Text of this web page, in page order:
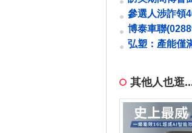
鄭麗文：不會
息
參選人涉詐領
應
博泰車聯
17%配股淨籌
弘塑：產能僅
其他人也逛